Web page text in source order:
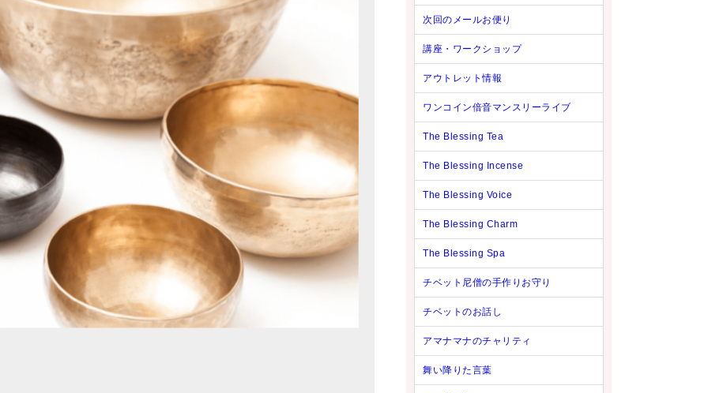
次回のメールお便り
講座・ワークショップ
アウトレット情報
ワンコイン倍音マンスリーライブ
The Blessing Tea
The Blessing Incense
The Blessing Voice
The Blessing Charm
The Blessing Spa
チベット尼僧の手作りお守り
チベットのお話し
アマナマナのチャリティ
舞い降りた言葉